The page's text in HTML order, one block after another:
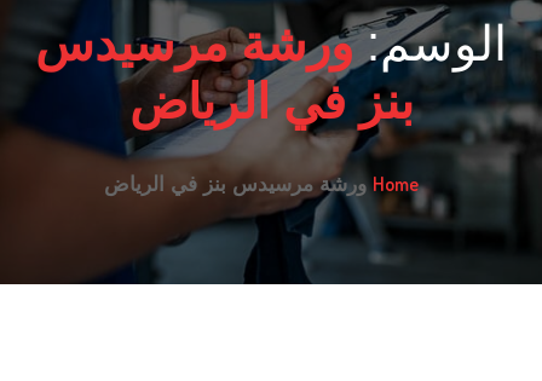
الوسم:ورشة مرسيدس
بنز في الرياض
Home ورشة مرسيدس بنز في الرياض